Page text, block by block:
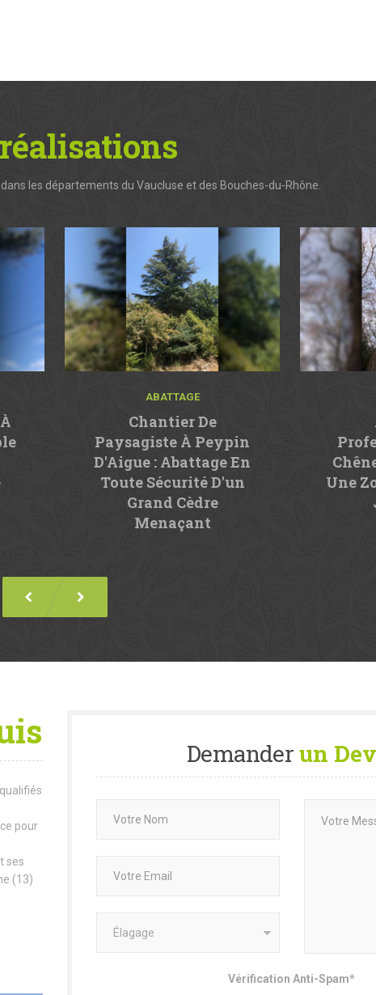
réalisations
les départements du Vaucluse et des Bouches-du-Rhône.
ABATTAGE
Chantier De
Paysagiste À Peypin
D'Aigue : Abattage En
Toute Sécurité D'un
Grand Cèdre
Menaçant
Une
pour
ses
(13)
Demanderun
Vérification Anti-Spam*